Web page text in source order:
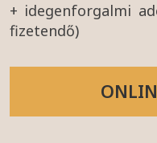
+ idegenforgalmi
fizetendő)